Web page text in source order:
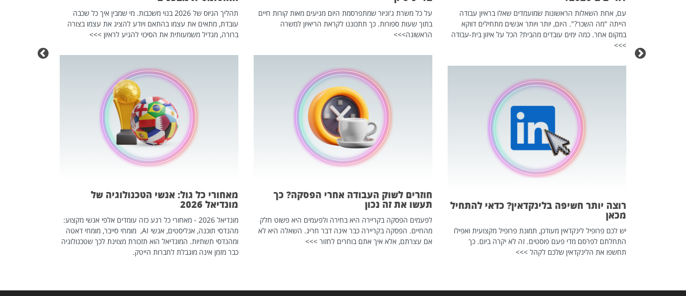
עם, אחת השאלות הראשונות שמועמדים שאלו בראיון עבודה
הייתה "מה השכר?". היום, יותר ויותר אנשים מתחילים דווקא
במקום אחר. כמה ימים עובדים מהבית? הכל על איזון בית-עבודה
>>>
רוצה יותר חשיפה בלינקדאין? כדאי להתחיל
מכאן
יש לכם פרופיל לינקדאין מעודכן, תמונת פרופיל מקצועית ואפילו
התחלתם לפרסם מדי פעם פוסטים. זה לא יקרה ביום. כך
תחשפו את הלינקדאין שלכם לקהל >>>
על כל משרת ג'וניור שמתפרסמת היום מגיעים מאות קורות חיים
בתוך שעות ספורות. כך תתכוננו לקראת הריאיון למשרה
הראשונה>>>
חוזרים לשוק העבודה אחרי הפסקה? כך
תעשו את זה נכון
לפעמים הפסקה בקריירה היא בחירה ולפעמים היא פשוט חלק
מהחיים. הפסקה בקריירה כבר אינה דבר חריג. השאלה היא לא
אם עצרתם, אלא איך אתם בוחרים לחזור >>>
תהליך הגיוס של 2026 בנוי משכבות. מי שמבין איך כל שכבה
עובדת, מתאים את עצמו בהתאם ויודע להציג את עצמו בצורה
ברורה, מגדיל משמעותית את הסיכוי להגיע לראיון >>>
מאחורי כל גול: אנשי הטכנולוגיה של
מונדיאל 2026
מונדיאל 2026 - מאחורי כל רגע כזה עומדים אלפי אנשי מקצוע:
מהנדסי תוכנה, אנליסטים, אנשי AI, מומחי סייבר, מומחי דאטה
ומהנדסי תשתיות. המונדיאל הוא תזכורת מצוינת לכך שטכנולוגיה
כבר מזמן אינה מוגבלת לחברות הייטק.